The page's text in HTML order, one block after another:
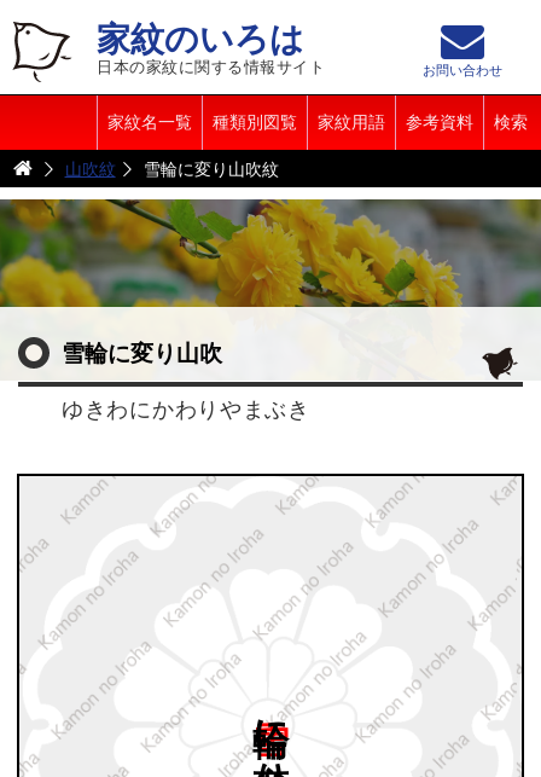
家紋のいろは
日本の家紋に関する情報サイト
家紋名一覧 種類別図覧 家紋用語 参考資料 検索
お問い合わせ
山吹紋 雪輪に変り山吹紋
雪輪に変り山吹
ゆきわにかわりやまぶき
山吹